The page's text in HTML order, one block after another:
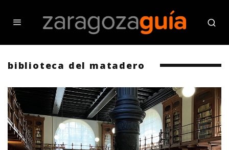
biblioteca del matadero